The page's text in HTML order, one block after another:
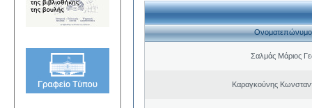
Ονοματεπώνυμο
Σαλμάς Μάριος
Καραγκούνης